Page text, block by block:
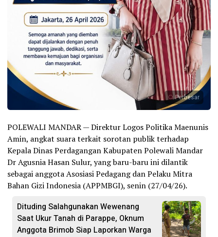
Perbesar
POLEWALI MANDAR — Direktur Logos Politika Maenunis
Amin, angkat suara terkait sorotan publik terhadap
Kepala Dinas Perdagangan Kabupaten Polewali Mandar
Dr Agusnia Hasan Sulur, yang baru-baru ini dilantik
sebagai anggota Asosiasi Pedagang dan Pelaku Mitra
Bahan Gizi Indonesia (APPMBGI), senin (27/04/26).
Dituding Salahgunakan Wewenang
Saat Ukur Tanah di Parappe, Oknum
Anggota Brimob Siap Laporkan Warga